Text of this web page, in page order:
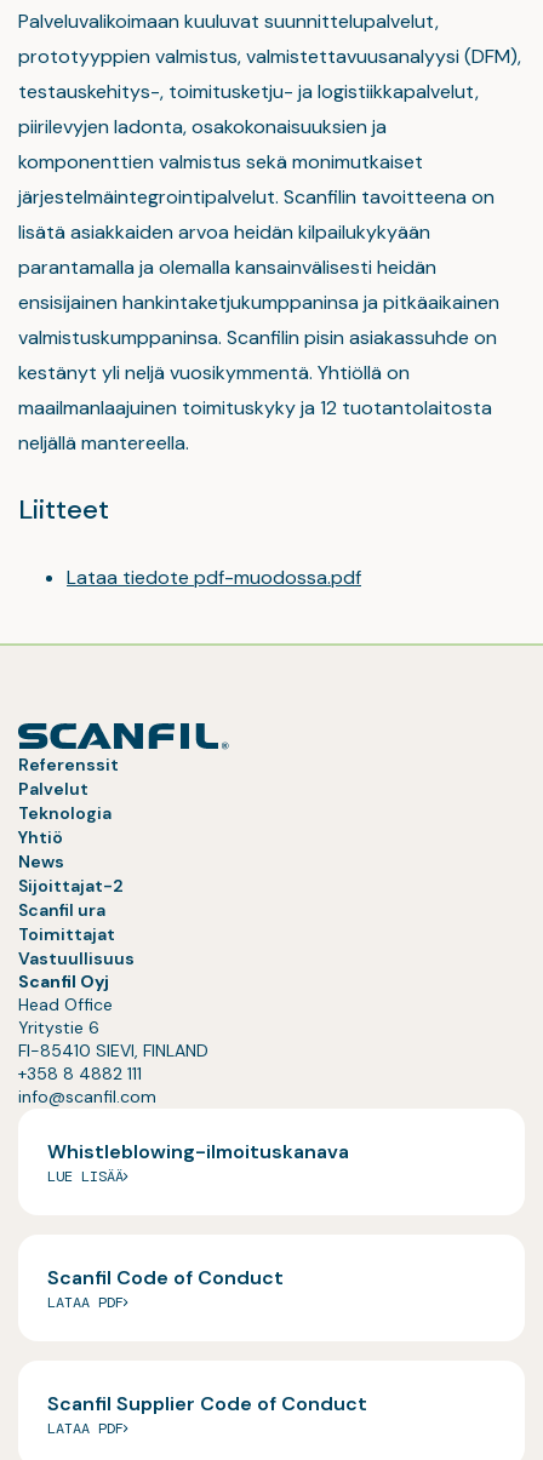
Palveluvalikoimaan kuuluvat suunnittelupalvelut,
prototyyppien valmistus, valmistettavuusanalyysi (DFM),
testauskehitys-, toimitusketju- ja logistiikkapalvelut,
piirilevyjen ladonta, osakokonaisuuksien ja
komponenttien valmistus sekä monimutkaiset
järjestelmäintegrointipalvelut. Scanfilin tavoitteena on
lisätä asiakkaiden arvoa heidän kilpailukykyään
parantamalla ja olemalla kansainvälisesti heidän
ensisijainen hankintaketjukumppaninsa ja pitkäaikainen
valmistuskumppaninsa. Scanfilin pisin asiakassuhde on
kestänyt yli neljä vuosikymmentä. Yhtiöllä on
maailmanlaajuinen toimituskyky ja 12 tuotantolaitosta
neljällä mantereella.
Liitteet
Lataa tiedote pdf-muodossa.pdf
Referenssit
Palvelut
Teknologia
Yhtiö
News
Sijoittajat-2
Scanfil ura
Toimittajat
Vastuullisuus
Scanfil Oyj
Head Office
Yritystie 6
FI-85410 SIEVI, FINLAND
+358 8 4882 111
info@scanfil.com
Whistleblowing-ilmoituskanava
LUE LISÄÄ
Scanfil Code of Conduct
LATAA PDF
Scanfil Supplier Code of Conduct
LATAA PDF